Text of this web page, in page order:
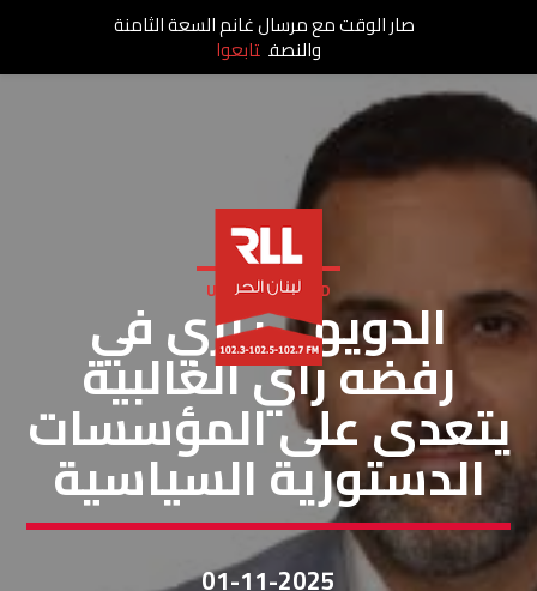
UNCATEGORIZED
الدويهي: بري في
رفضه رأي الغالبية
يتعدى على المؤسسات
الدستورية السياسية
01-11-2025
صار الوقت مع مرسال غانم السعة الثامنة
والنصف تابعوا